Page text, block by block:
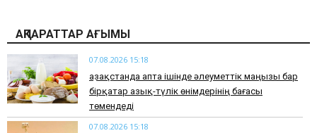
АҚПАРАТТАР АҒЫМЫ
07.08.2026 15:18
Қазақстанда апта ішінде әлеуметтік маңызы бар
бірқатар азық-түлік өнімдерінің бағасы
төмендеді
07.08.2026 15:18